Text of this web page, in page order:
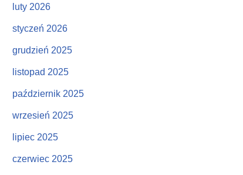
luty 2026
styczeń 2026
grudzień 2025
listopad 2025
październik 2025
wrzesień 2025
lipiec 2025
czerwiec 2025